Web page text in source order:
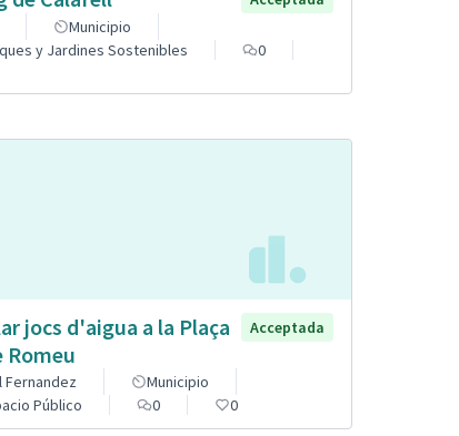
Municipio
y Jardines Sostenibles
0
jocs d'aigua a la Plaça
Romeu
Acceptada
Fernandez
Municipio
Público
0 0